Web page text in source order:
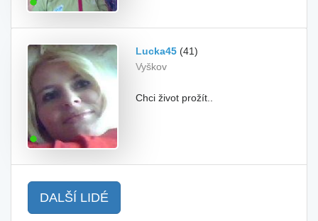
Lucka45 (41)
Vyškov
Chci život prožít..
DALŠÍ LIDÉ